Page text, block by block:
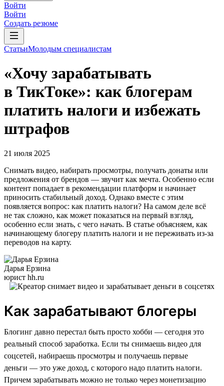
Войти
Войти
Создать резюме
СтатьиМолодым специалистам
«Хочу зарабатывать
в ТикТоке»: как блогерам
платить налоги и избежать
штрафов
21 июля 2025
Снимать видео, набирать просмотры, получать донаты или
предложения от брендов — звучит как мечта. Особенно если
контент попадает в рекомендации платформ и начинает
приносить стабильный доход. Однако вместе с этим
появляется вопрос: как платить налоги? На самом деле всё
не так сложно, как может показаться на первый взгляд,
особенно если знать, с чего начать. В статье объясняем, как
начинающему блогеру платить налоги и не переживать из-за
переводов на карту.
Дарья Ерзина
юрист hh.ru
Как зарабатывают блогеры
Блогинг давно перестал быть просто хобби — сегодня это
реальный способ заработка. Если ты снимаешь видео для
соцсетей, набираешь просмотры и получаешь первые
деньги — это уже доход, с которого надо платить налоги.
Причем зарабатывать можно не только через монетизацию